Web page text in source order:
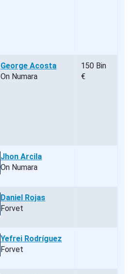
George Acosta
On Numara
150 Bin
€
Jhon Arcila
On Numara
Daniel Rojas
Forvet
Yefrei Rodríguez
Forvet